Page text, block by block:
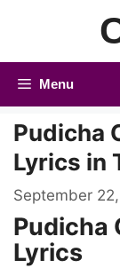
Menu
Pudicha
Lyrics in
September
Pudicha
Lyrics